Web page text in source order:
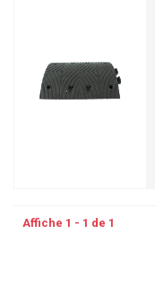
Affiche 1 - 1 de 1